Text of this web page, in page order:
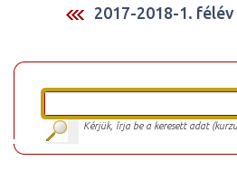
2017-2018-1. félév
Kérjük, írja be a keresett adat